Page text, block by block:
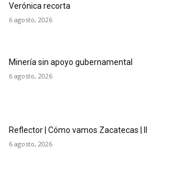
Verónica recorta
6 agosto, 2026
Minería sin apoyo gubernamental
6 agosto, 2026
Reflector | Cómo vamos Zacatecas | II
6 agosto, 2026